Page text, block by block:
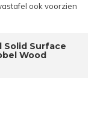
ook voorzien
Solid Surface
Wood